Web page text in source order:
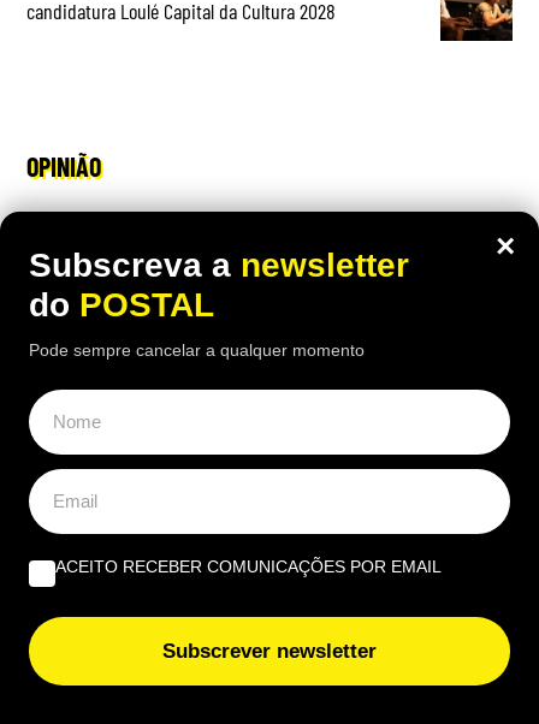
candidatura Loulé Capital da Cultura 2028
OPINIÃO
voluntários de serem precários | Por Cobramor
“A lição de piano” | Por José Garrido
Tripla preocupação | Por Luís Ganhão
EUROPE DIRECT ALGARVE
Beatriz Garcia, 40 Anos de ECoCs, a família Ecoc e a
União Europeia ‘aperta’: novas regras europeias vão
×
Subscreva a newsletter
do POSTAL
Pode sempre cancelar a qualquer momento
ACEITO RECEBER COMUNICAÇÕES POR EMAIL
Subscrever newsletter